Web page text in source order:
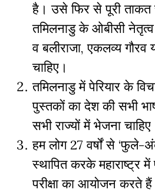
है। उसे फिर से पूरी
तमिलनाडु के ओबीसी
व बलीराजा, एकलव्य गौरव
चाहिए।
तमिलनाडु में पेरियार के
पुस्तकों का देश की सभी
सभी राज्यों में भेजना
हम लोग 27 वर्षों से ‘फुले-
स्थापित करके महाराष्ट्र
परीक्षा का आयोजन करते